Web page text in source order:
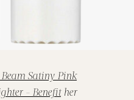
Satiny Pink
- Benefither